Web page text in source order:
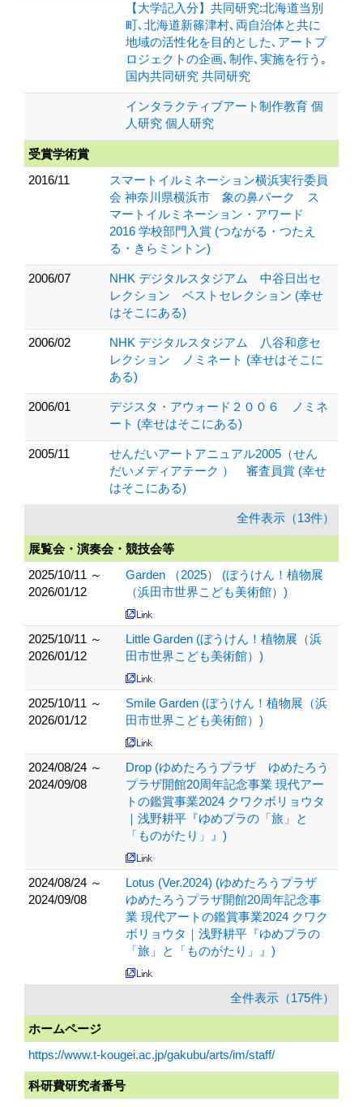
【大学記入分】共同研究:北海道当別
町､北海道新篠津村､両自治体と共に
地域の活性化を目的とした､アートプ
ロジェクトの企画､制作､実施を行う｡
国内共同研究 共同研究
インタラクティブアート制作教育 個
人研究 個人研究
受賞学術賞
2016/11
スマートイルミネーション横浜実行委員
会 神奈川県横浜市 象の鼻パーク ス
マートイルミネーション・アワード
2016 学校部門入賞 (つながる・つたえ
る・きらミントン)
2006/07
NHK デジタルスタジアム 中谷日出セ
レクション ベストセレクション (幸せ
はそこにある)
2006/02
NHK デジタルスタジアム 八谷和彦セ
レクション ノミネート (幸せはそこに
ある)
2006/01
デジスタ・アウォード２００６ ノミネ
ート (幸せはそこにある)
2005/11
せんだいアートアニュアル2005（せん
だいメディアテーク ） 審査員賞 (幸せ
はそこにある)
全件表示（13件）
展覧会・演奏会・競技会等
2025/10/11 ～
2026/01/12
Garden （2025） (ぼうけん！植物展
（浜田市世界こども美術館）)
2025/10/11 ～
2026/01/12
Little Garden (ぼうけん！植物展（浜
田市世界こども美術館）)
2025/10/11 ～
2026/01/12
Smile Garden (ぼうけん！植物展（浜
田市世界こども美術館）)
2024/08/24 ～
2024/09/08
Drop (ゆめたろうプラザ ゆめたろう
プラザ開館20周年記念事業 現代アー
トの鑑賞事業2024 クワクボリョウタ
｜浅野耕平『ゆめプラの「旅」と
「ものがたり」』)
2024/08/24 ～
2024/09/08
Lotus (Ver.2024) (ゆめたろうプラザ
ゆめたろうプラザ開館20周年記念事
業 現代アートの鑑賞事業2024 クワク
ボリョウタ｜浅野耕平『ゆめプラの
「旅」と「ものがたり」』)
全件表示（175件）
ホームページ
https://www.t-kougei.ac.jp/gakubu/arts/im/staff/
科研費研究者番号